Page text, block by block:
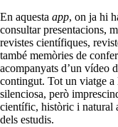
En aquesta app, on ja hi
consultar presentacions,
revistes científiques,
també memòries de
acompanyats d’un vídeo
contingut. Tot un viatge a
silenciosa, però
científic, històric i natural
dels estudis.